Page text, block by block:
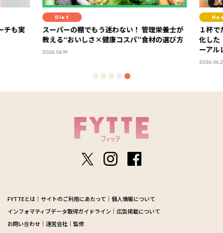
も実
Diet
スーパーの棚でもう迷わない！ 管理栄養士が
教える“おいしさ×健康コスパ”食材の選び方
2026.06.19
１杯で
化した
ーアル
2026.06.29
FYTTEとは サイトのご利用にあたって
個人情報について
インフォマティブデータ取得ガイドライン
広告掲載について
お問い合わせ
運営会社 監修